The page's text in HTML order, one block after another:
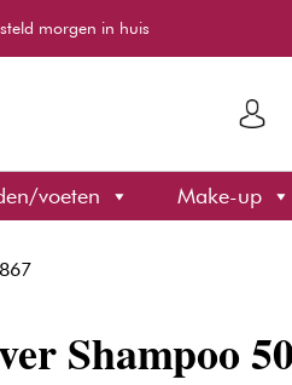
morgen in huis
voeten Make-up
Shampoo